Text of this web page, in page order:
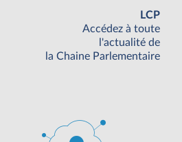
LCP
Accédez à toute
l'actualité de
la Chaine Parlementaire